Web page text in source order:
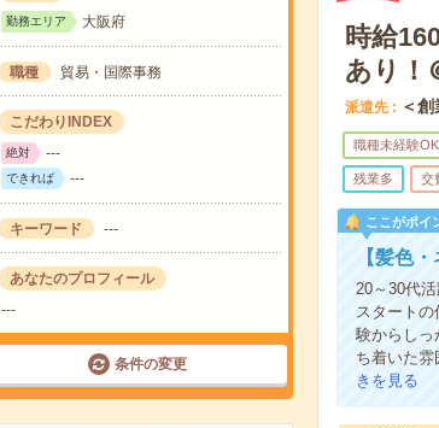
勤務エリア 大阪府
職種 貿易・国際事務
こだわりINDEX
絶対 ---
できれば ---
キーワード ---
あなたのプロフィール
---
条件の変更
時給
あり！
派遣先 ＜
職種未経験OK
残業多 交
ここがポイ
【髪色
20～30代
スタート
験からしっ
ち着いた
きを見る